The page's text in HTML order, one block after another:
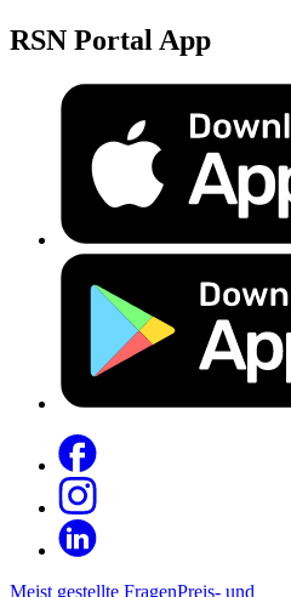
RSN Portal App
Meist gestellte FragenPreis- und